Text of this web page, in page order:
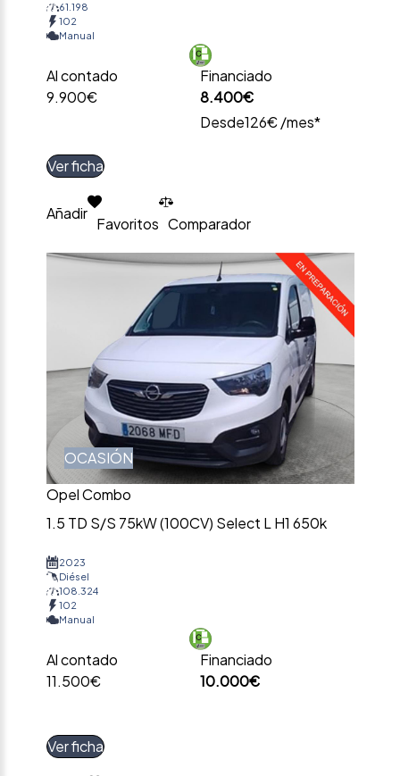
61.198
102
Manual
Al contado
9.900€
Financiado
8.400€
Desde126€ /mes*
Ver ficha
Añadir
Favoritos Comparador
OCASIÓN
Opel Combo
1.5 TD S/S 75kW (100CV) Select L H1 650k
2023
Diésel
108.324
102
Manual
Al contado
11.500€
Financiado
10.000€
Ver ficha